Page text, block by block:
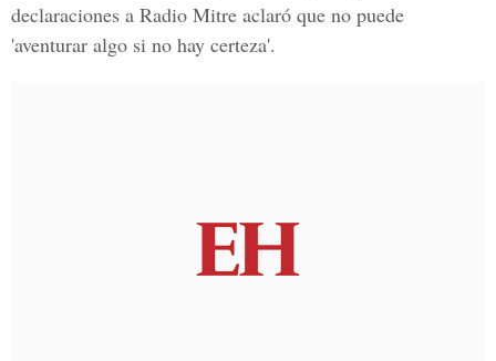
declaraciones a Radio Mitre aclaró que no puede
'aventurar algo si no hay certeza'.